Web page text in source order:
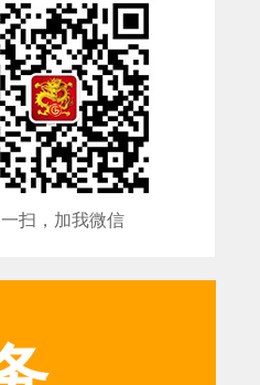
扫，加我微信